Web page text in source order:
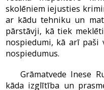
skolēniem iejusties
ar kādu tehniku un
pārstāvji, kā tiek
nospiedumi, kā arī paši
nospiedumus.
Grāmatvede Inese
kāda izglītība un